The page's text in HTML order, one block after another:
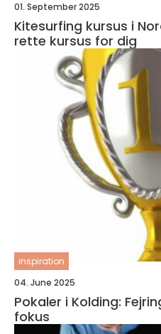
01. September 2025
Kitesurfing kursus i
rette kursus for dig
inspiration
04. June 2025
Pokaler i Kolding:
fokus